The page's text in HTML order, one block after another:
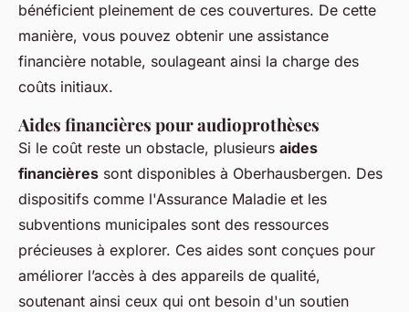
bénéficient pleinement de ces couvertures. De cette
manière, vous pouvez obtenir une assistance
financière notable, soulageant ainsi la charge des
coûts initiaux.
Aides financières pour audioprothèses
Si le coût reste un obstacle, plusieurs aides
financières sont disponibles à Oberhausbergen. Des
dispositifs comme l'Assurance Maladie et les
subventions municipales sont des ressources
précieuses à explorer. Ces aides sont conçues pour
améliorer l’accès à des appareils de qualité,
soutenant ainsi ceux qui ont besoin d'un soutien